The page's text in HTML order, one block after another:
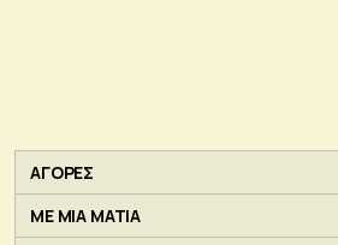
ΑΓΟΡΕΣ
ΜΕ ΜΙΑ ΜΑΤΙΑ